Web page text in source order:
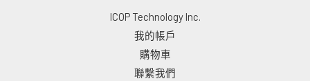
ICOP Technology Inc.
我的帳戶
購物車
聯繫我們